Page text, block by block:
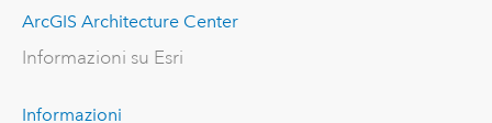
ArcGIS Architecture Center
Informazioni su Esri
Informazioni